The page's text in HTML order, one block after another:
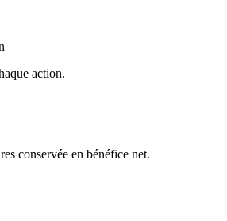
action.
conservée en bénéfice net.